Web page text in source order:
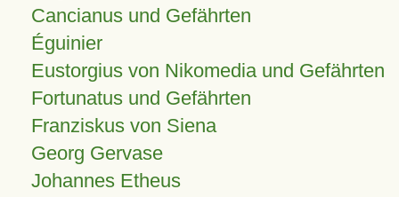
Cancianus und Gefährten
Éguinier
Eustorgius von Nikomedia und Gefährten
Fortunatus und Gefährten
Franziskus von Siena
Georg Gervase
Johannes Etheus